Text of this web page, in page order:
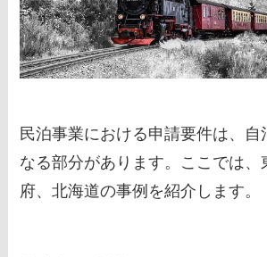
民泊事業における申請要件は、自
なる部分があります。ここでは、
府、北海道の事例を紹介します。